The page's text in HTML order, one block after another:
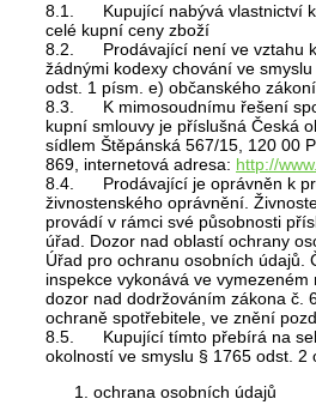
8.1. Kupující nabývá vlastnictví
celé kupní ceny zboží
8.2. Prodávající není ve vztahu
žádnými kodexy chování ve
odst. 1 písm. e) občanského
8.3. K mimosoudnímu řešení
kupní smlouvy je příslušná Česká
sídlem Štěpánská 567/15, 120 00
869, internetová adresa: http://
8.4. Prodávající je oprávněn k
živnostenského oprávnění.
provádí v rámci své působnosti
úřad. Dozor nad oblastí ochrany
Úřad pro ochranu osobních údajů.
inspekce vykonává ve vymezeném
dozor nad dodržováním zákona č.
ochraně spotřebitele, ve znění
8.5. Kupující tímto přebírá na
okolností ve smyslu § 1765 odst. 2
ochrana osobních údajů